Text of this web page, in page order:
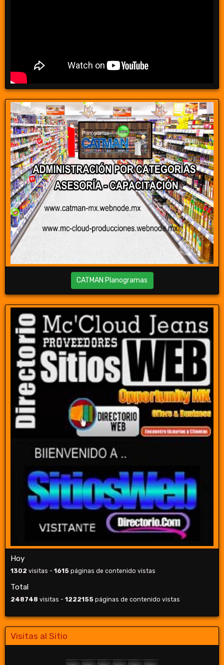
CATMAN Planogramas
Hoy
1302 visitas - 1615 páginas de contenido vistas
Total
248748 visitas - 1222155 páginas de contenido vistas
Visitas al Sitio